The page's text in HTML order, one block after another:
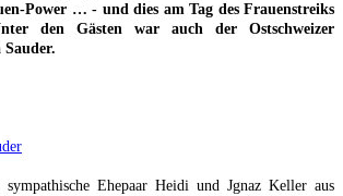
Power … - und dies am Tag des Frauenstreiks
den Gästen war auch der Ostschweizer
Ehepaar Heidi und Jgnaz Keller aus